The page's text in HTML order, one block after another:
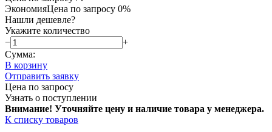
ЭкономияЦена по запросу 0%
Нашли дешевле?
Укажите количество
−
+
Сумма:
В корзину
Отправить заявку
Цена по запросу
Узнать о поступлении
Внимание! Уточняйте цену и наличие товара у менеджера.
К списку товаров